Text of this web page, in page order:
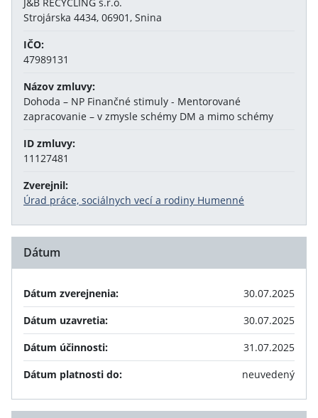
Strojárska 4434, 06901, Snina
IČO:
47989131
Názov zmluvy:
Dohoda – NP Finančné stimuly - Mentorované
zapracovanie – v zmysle schémy DM a mimo schémy
ID zmluvy:
11127481
Zverejnil:
Úrad práce, sociálnych vecí a rodiny Humenné
Dátum
Dátum zverejnenia:
30.07.2025
Dátum uzavretia:
30.07.2025
Dátum účinnosti:
31.07.2025
Dátum platnosti do:
neuvedený